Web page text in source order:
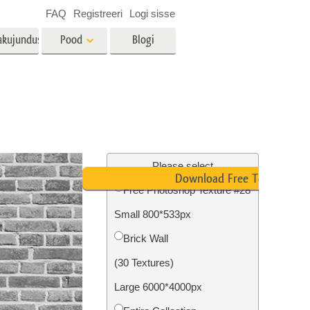
Fotode taastamine
Pood
videoülekatted
Blogi
FAQ Registreeri Logi sisse
Please select
Free Photoshop Texture #28
Small 800*533px
Brick Wall
(30 Textures)
Large 6000*4000px
Download Free Texture